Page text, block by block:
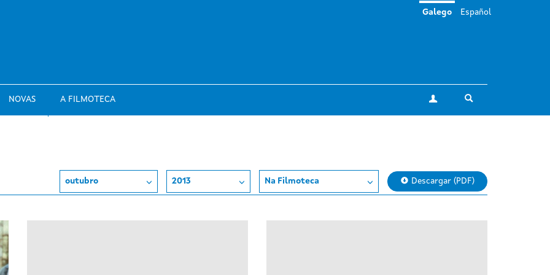
NOVAS A FILMOTECA A miña conta
Galego Español
outubro 2013 Na Filmoteca Descargar (PDF)